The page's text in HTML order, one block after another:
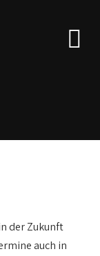
der Zukunft
auch in